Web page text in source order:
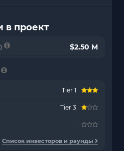
в проект
$2.50 M
Tier 1
Tier 3
--
Список инвесторов и раунды